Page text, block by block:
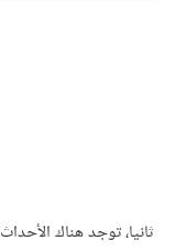
ثانيا، توجد هناك الأحداث